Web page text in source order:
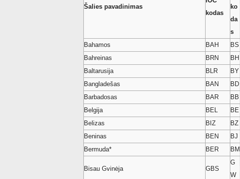
Šalies pavadinimas
kodas
ko
da
s
Bahamos BAH BS
Bahreinas
BRN BH
Baltarusija
BLR BY
Bangladešas
BAN BD
Barbadosas
BAR
BB
Belgija
BEL BE
Belizas
BIZ
BZ
Beninas
BEN BJ
Bermuda*
BER BM
Bisau Gvinėja GBS
G
W